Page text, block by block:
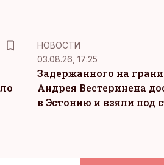
НОВОСТИ
03.08.26, 17:25
Задержанного на
Андрея Вестеринена
в Эстонию и взяли под